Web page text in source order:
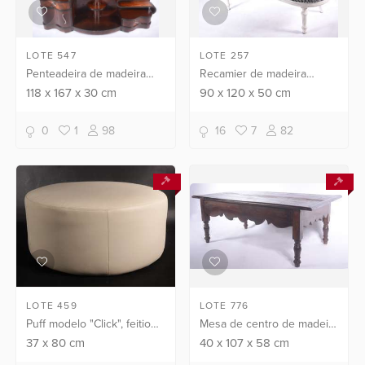
LOTE 547
Penteadeira de madeira
nobre, Art Deco, espelho
no espelho e pequenos
defeitos na madeira).
118x 167x 30cm
0 1 98
LOTE 257
Recamier de madeira
patinada de branco,
tecido xadrez em preto e
branco. Pequenos
90 x120 x50 cm
16 7 82
LOTE 459
Puff modelo "Click", feitio
redondo revestimento em
37x 80cm
LOTE 776
Mesa de centro de madeira
nobre, tampo retangular
40 x107 x58 cm